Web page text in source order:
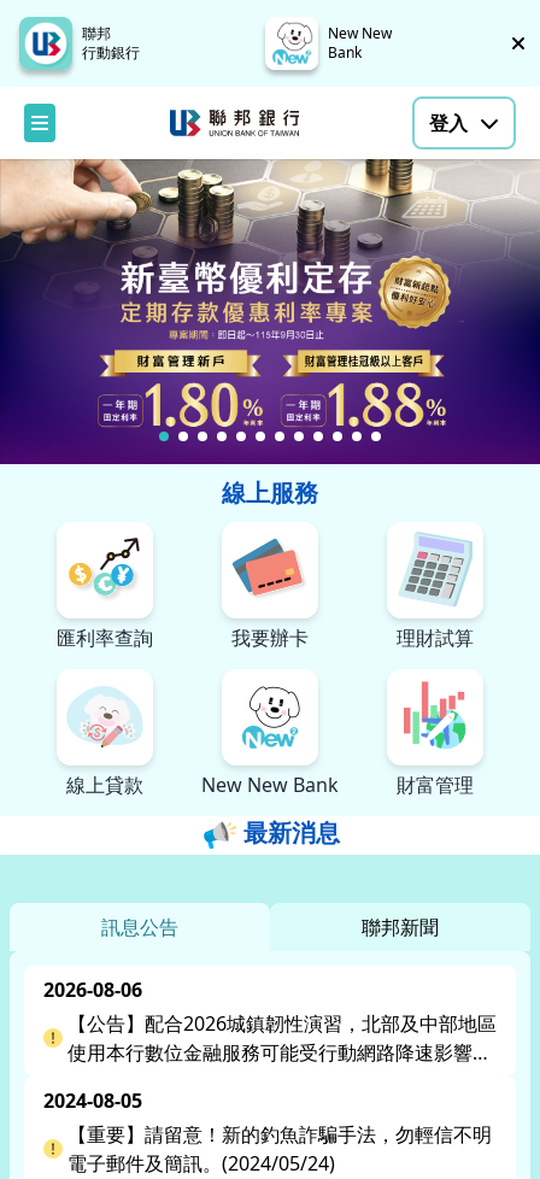
聯邦
行動銀行
New New
Bank
登入
線上服務
匯利率查詢 我要辦卡 理財試算
線上貸款 New New Bank 財富管理
最新消息
訊息公告 聯邦新聞
2026-08-06
【公告】配合2026城鎮韌性演習，北部及中部地區
使用本行數位金融服務可能受行動網路降速影響，
2024-08-05
【重要】請留意！新的釣魚詐騙手法，勿輕信不明
電子郵件及簡訊。(2024/05/24)